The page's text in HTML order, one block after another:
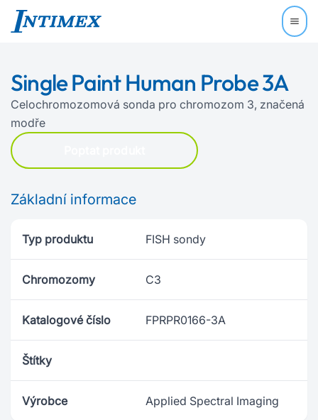
Single Paint Human Probe 3A
Celochromozomová sonda pro chromozom 3, značená
modře
Základní informace
Typ produktu FISH sondy
Chromozomy C3
Katalogové číslo FPRPR0166-3A
Štítky
Výrobce Applied Spectral Imaging